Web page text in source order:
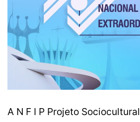
A N F I P Projeto